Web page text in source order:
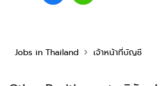
Jobs in Thailand เจ้าหน้าที่บัญชี